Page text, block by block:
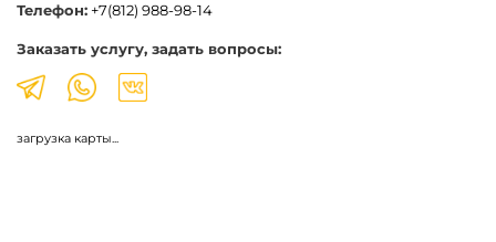
Телефон: +7(812) 988-98-14
Заказать услугу, задать вопросы:
загрузка карты...